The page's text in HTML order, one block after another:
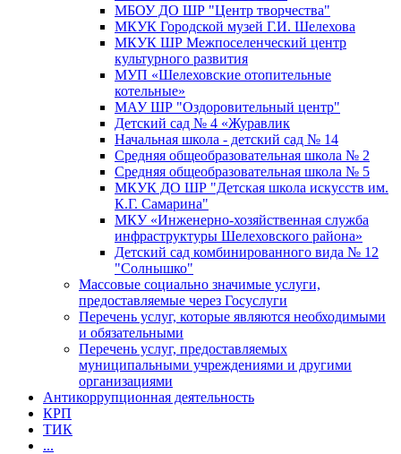
МБОУ ДО ШР "Центр творчества"
МКУК Городской музей Г.И. Шелехова
МКУК ШР Межпоселенческий центр
культурного развития
МУП «Шелеховские отопительные
котельные»
МАУ ШР "Оздоровительный центр"
Детский сад № 4 «Журавлик
Начальная школа - детский сад № 14
Средняя общеобразовательная школа № 2
Средняя общеобразовательная школа № 5
МКУК ДО ШР "Детская школа искусств им.
К.Г. Самарина"
МКУ «Инженерно-хозяйственная служба
инфраструктуры Шелеховского района»
Детский сад комбинированного вида № 12
"Солнышко"
Массовые социально значимые услуги,
предоставляемые через Госуслуги
Перечень услуг, которые являются необходимыми
и обязательными
Перечень услуг, предоставляемых
муниципальными учреждениями и другими
организациями
Антикоррупционная деятельность
КРП
ТИК
...